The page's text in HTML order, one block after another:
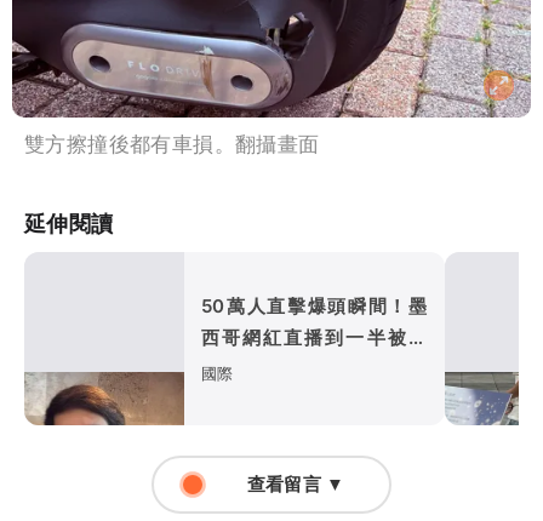
雙方擦撞後都有車損。翻攝畫面
延伸閱讀
50萬人直擊爆頭瞬間！墨
西哥網紅直播到一半被殺
了 疑「這點」惹殺機
國際
查看留言 ▼